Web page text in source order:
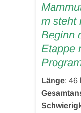
m steht
Beginn
Etappe
Länge: 46